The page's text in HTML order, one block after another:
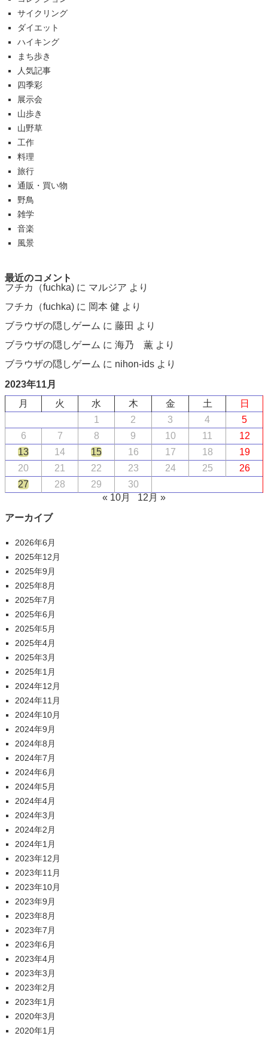
サイクリング
ダイエット
ハイキング
まち歩き
人気記事
四季彩
展示会
山歩き
山野草
工作
料理
旅行
通販・買い物
野鳥
雑学
音楽
風景
最近のコメント
フチカ（fuchka) に マルジア より
フチカ（fuchka) に 岡本 健 より
ブラウザの隠しゲーム に 藤田 より
ブラウザの隠しゲーム に 海乃 薫 より
ブラウザの隠しゲーム に nihon-ids より
2023年11月
月
火 水 木 金 土
日
1
2 3 4
5
6
7 8 9 10 11
12
13
14 15 16 17 18
19
20
21 22 23 24 25
26
27
28 29
30
« 10月
12月 »
アーカイブ
2026年6月
2025年12月
2025年9月
2025年8月
2025年7月
2025年6月
2025年5月
2025年4月
2025年3月
2025年1月
2024年12月
2024年11月
2024年10月
2024年9月
2024年8月
2024年7月
2024年6月
2024年5月
2024年4月
2024年3月
2024年2月
2024年1月
2023年12月
2023年11月
2023年10月
2023年9月
2023年8月
2023年7月
2023年6月
2023年4月
2023年3月
2023年2月
2023年1月
2020年3月
2020年1月